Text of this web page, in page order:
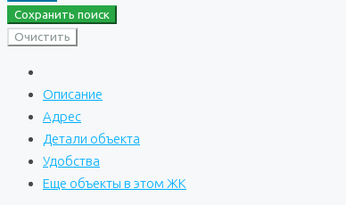
Сохранить поиск
Очистить
Описание
Адрес
Детали объекта
Удобства
Еще объекты в этом ЖК